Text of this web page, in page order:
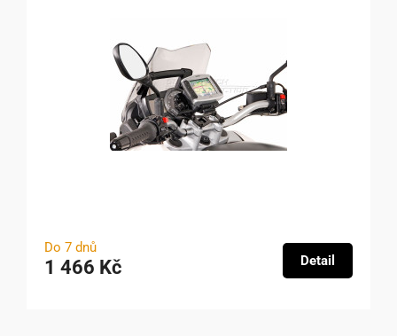
Do 7 dnů
1 466 Kč Detail